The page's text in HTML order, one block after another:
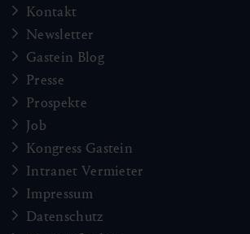
Kontakt
Newsletter
Gastein Blog
Presse
Prospekte
Job
Kongress Gastein
Intranet Vermieter
Impressum
Datenschutz